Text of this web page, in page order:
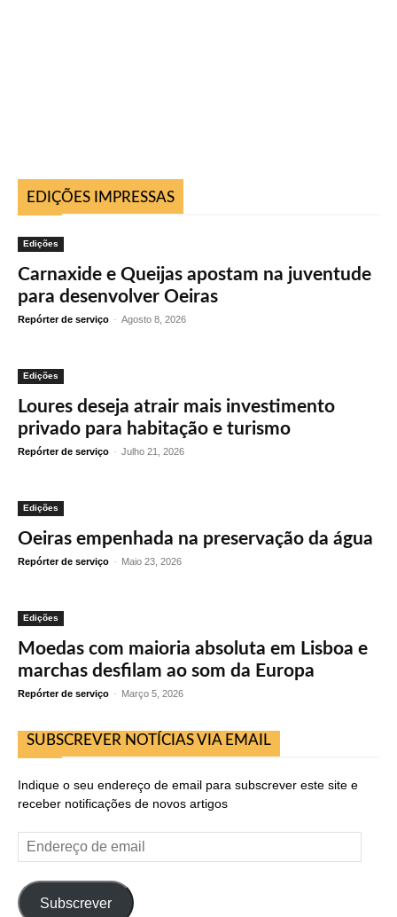
EDIÇÕES IMPRESSAS
Edições
Carnaxide e Queijas apostam na juventude
para desenvolver Oeiras
Repórter de serviço - Agosto 8, 2026
Edições
Loures deseja atrair mais investimento
privado para habitação e turismo
Repórter de serviço - Julho 21, 2026
Edições
Oeiras empenhada na preservação da água
Repórter de serviço - Maio 23, 2026
Edições
Moedas com maioria absoluta em Lisboa e
marchas desfilam ao som da Europa
Repórter de serviço - Março 5, 2026
SUBSCREVER NOTÍCIAS VIA EMAIL
Indique o seu endereço de email para subscrever este site e
receber notificações de novos artigos
Endereço
de
Subscrever